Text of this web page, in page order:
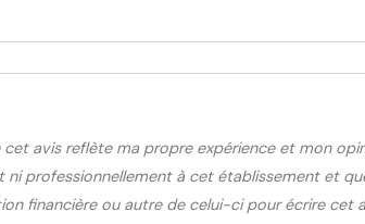
avis reflète ma propre expérience et mon
ni professionnellement à cet établissement et
financière ou autre de celui-ci pour écrire cet